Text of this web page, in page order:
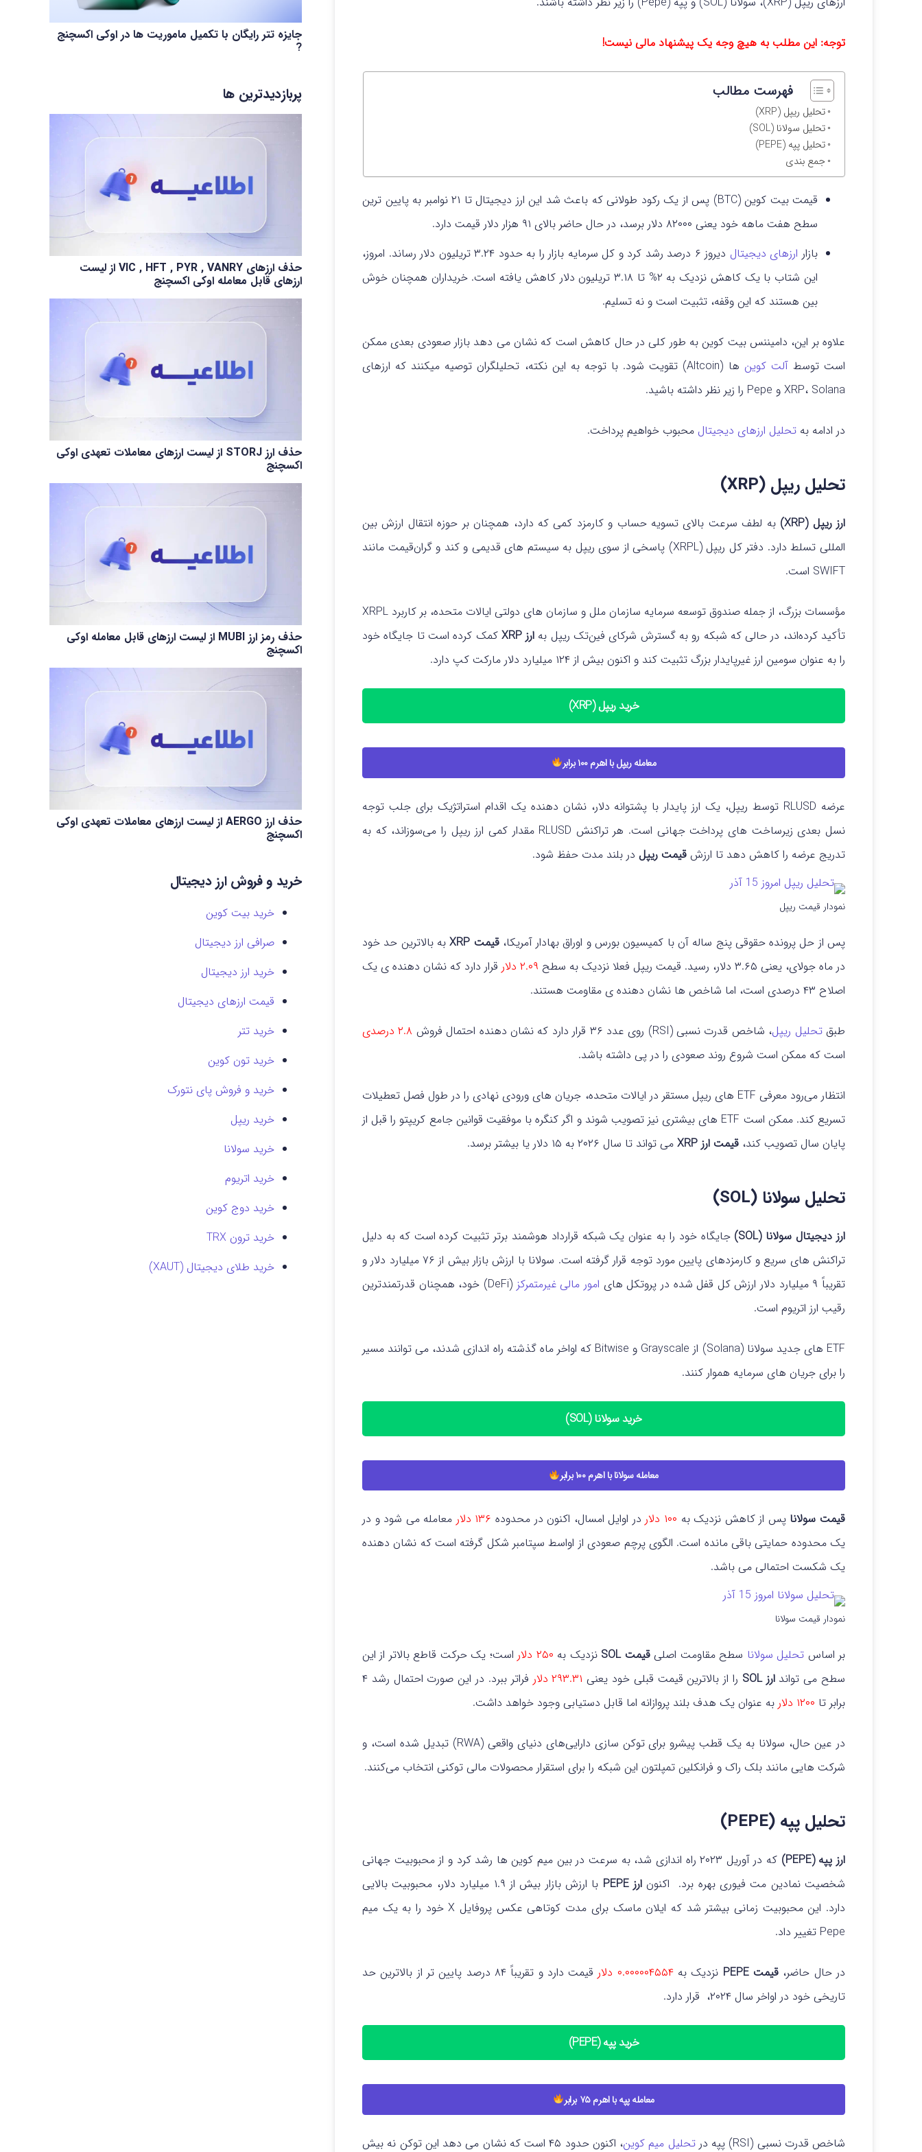
توجه: این مطلب به هیچ وجه یک پیشنهاد مالی نیست!
فهرست مطالب
تحلیل ریپل (XRP)
تحلیل سولانا (SOL)
تحلیل پپه (PEPE)
جمع بندی
قیمت بیت کوین (BTC) پس از یک رکود طولانی که باعث شد این ارز دیجیتال تا ۲۱ نوامبر به پایین ترین
سطح هفت ماهه خود یعنی ۸۲۰۰۰ دلار برسد، در حال حاضر بالای ۹۱ هزار دلار قیمت دارد.
بازار ارزهای دیجیتال
دیروز ۶ درصد رشد کرد و کل سرمایه بازار را به حدود ۳.۲۴ تریلیون دلار رساند. امروز،
این شتاب با یک کاهش نزدیک به ۲% تا ۳.۱۸ تریلیون دلار کاهش یافته است. خریداران همچنان خوش
بین هستند که این وقفه، تثبیت است و نه تسلیم.
علاوه بر این، دامیننس بیت کوین به طور کلی در حال کاهش است که نشان می دهد بازار صعودی بعدی ممکن
است توسط آلت کوین ها (Altcoin)
تقویت شود. با توجه به این نکته، تحلیلگران توصیه میکنند که ارزهای
XRP، Solana و Pepe را زیر نظر داشته باشید.
در ادامه به تحلیل ارزهای دیجیتال محبوب خواهیم پرداخت.
تحلیل ریپل (XRP)
ارز ریپل (XRP)
به لطف سرعت بالای تسویه حساب و کارمزد کمی که دارد، همچنان بر حوزه انتقال ارزش بین
المللی تسلط دارد. دفتر کل ریپل (XRPL) پاسخی از سوی ریپل به سیستم های قدیمی و کند و گران‌قیمت مانند
SWIFT است.
مؤسسات بزرگ، از جمله صندوق توسعه سرمایه سازمان ملل و سازمان های دولتی ایالات متحده، بر کاربرد XRPL
تأکید کرده‌اند، در حالی که شبکه رو به گسترش شرکای فین‌تک ریپل به ارز XRP
کمک کرده است تا جایگاه خود
را به عنوان سومین ارز غیرپایدار بزرگ تثبیت کند و اکنون بیش از ۱۲۴ میلیارد دلار مارکت کپ دارد.
خرید ریپل (XRP)
معامله ریپل با اهرم ۱۰۰ برابر
عرضه RLUSD توسط ریپل، یک ارز پایدار با پشتوانه دلار، نشان دهنده یک اقدام استراتژیک برای جلب توجه
نسل بعدی زیرساخت های پرداخت جهانی است. هر تراکنش RLUSD مقدار کمی ارز ریپل را می‌سوزاند، که به
تدریج عرضه را کاهش دهد تا ارزش قیمت ریپل در بلند مدت حفظ شود.
نمودار قیمت ریپل
پس از حل پرونده حقوقی پنج ساله آن با کمیسیون بورس و اوراق بهادار آمریکا،قیمت XRP
به بالاترین حد خود
در ماه جولای، یعنی ۳.۶۵ دلار، رسید. قیمت ریپل فعلا نزدیک به سطح
۲.۰۹ دلار
قرار دارد که نشان دهنده ی یک
اصلاح ۴۳ درصدی است، اما شاخص ها نشان دهنده ی مقاومت هستند.
طبقتحلیل ریپل، شاخص قدرت نسبی (RSI) روی عدد ۳۶ قرار دارد که نشان دهنده احتمال فروش
است که ممکن است شروع روند صعودی را در پی داشته باشد.
انتظار می‌رود معرفی ETF های ریپل مستقر در ایالات متحده، جریان های ورودی نهادی را در طول فصل تعطیلات
تسریع کند. ممکن است ETF های بیشتری نیز تصویب شوند و اگر کنگره با موفقیت قوانین جامع کریپتو را قبل از
پایان سال تصویب کند، قیمت ارز XRP می تواند تا سال ۲۰۲۶ به ۱۵ دلار یا بیشتر برسد.
تحلیل سولانا (SOL)
ارز دیجیتال سولانا (SOL)
جایگاه خود را به عنوان یک شبکه قرارداد هوشمند برتر تثبیت کرده است که به دلیل
تراکنش های سریع و کارمزدهای پایین مورد توجه قرار گرفته است.
سولانا با ارزش بازار بیش از ۷۶ میلیارد دلار و
تقریباً ۹ میلیارد دلار ارزش کل قفل شده در پروتکل های
امور مالی غیرمتمرکز
(DeFi) خود، همچنان قدرتمندترین
رقیب ارز اتریوم است.
ETF های جدید سولانا (Solana) از Grayscale و Bitwise که اواخر ماه گذشته راه اندازی شدند، می توانند مسیر
را برای جریان های سرمایه هموار کنند.
خرید سولانا (SOL)
معامله سولانا با اهرم ۱۰۰ برابر
قیمت سولانا پس از کاهش نزدیک به ۱۰۰ دلار در اوایل امسال، اکنون در محدوده ۱۳۶ دلار
معامله می شود و در
یک محدوده حمایتی باقی مانده است. الگوی پرچم صعودی از اواسط سپتامبر شکل گرفته است که نشان دهنده
یک شکست احتمالی می باشد.
نمودار قیمت سولانا
بر اساس تحلیل سولانا سطح مقاومت اصلیقیمت SOL نزدیک به ۲۵۰ دلار
است؛ یک حرکت قاطع بالاتر از این
سطح می تواندارز SOL را از بالاترین قیمت قبلی خود یعنی ۲۹۳.۳۱ دلار
فراتر ببرد. در این صورت احتمال رشد ۴
برابر تا ۱۲۰۰ دلار به عنوان یک هدف بلند پروازانه اما قابل دستیابی وجود خواهد داشت.
در عین حال، سولانا به یک قطب پیشرو برای توکن سازی دارایی‌های دنیای واقعی (RWA) تبدیل شده است، و
شرکت هایی مانند بلک راک و فرانکلین تمپلتون این شبکه را برای استقرار محصولات مالی توکنی انتخاب می‌کنند.
تحلیل پپه (PEPE)
ارز پپه (PEPE)
که در آوریل ۲۰۲۳ راه اندازی شد، به سرعت در بین میم کوین ها رشد کرد و از محبوبیت جهانی
شخصیت نمادین مت فیوری بهره برد. اکنونارز PEPE
با ارزش بازار بیش از ۱.۹ میلیارد دلار، محبوبیت بالایی
دارد. این محبوبیت زمانی بیشتر شد که ایلان ماسک برای مدت کوتاهی عکس پروفایل X خود را به یک میم
Pepe تغییر داد.
در حال حاضر، قیمت PEPE نزدیک به۰.۰۰۰۰۰۴۵۵۴ دلار
قیمت دارد و تقریباً ۸۴ درصد پایین تر از بالاترین حد
تاریخی خود در اواخر سال ۲۰۲۴، قرار دارد.
خرید پپه (PEPE)
معامله پپه با اهرم ۷۵ برابر
شاخص قدرت نسبی (RSI) پپه در تحلیل میم کوین ، اکنون حدود ۴۵ است که نشان می‌ دهد این توکن نه بیش
جایزه تتر رایگان با تکمیل ماموریت ها در اوکی اکسچنج
?
پربازدیدترین ها
حذف ارزهای VIC , HFT , PYR , VANRY از لیست
ارزهای قابل معامله اوکی اکسچنج
حذف ارز STORJ از لیست ارزهای معاملات تعهدی اوکی
اکسچنج
حذف رمز ارز MUBI از لیست ارزهای قابل معامله اوکی
اکسچنج
حذف ارز AERGO از لیست ارزهای معاملات تعهدی اوکی
اکسچنج
خرید و فروش ارز دیجیتال
خرید بیت کوین
صرافی ارز دیجیتال
خرید ارز دیجیتال
قیمت ارزهای دیجیتال
خرید تتر
خرید تون کوین
خرید و فروش پای نتورک
خرید ریپل
خرید سولانا
خرید اتریوم
خرید دوج کوین
خرید ترون TRX
خرید طلای دیجیتال (XAUT)